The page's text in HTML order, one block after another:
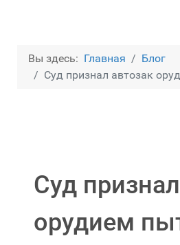
Вы здесь: Главная
Блог
Суд признал автозак
Суд
орудием